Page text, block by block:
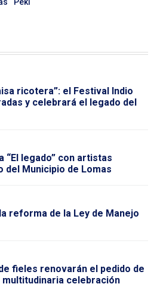
ricotera”: el Festival Indio
y celebrará el legado del
“El legado” con artistas
del Municipio de Lomas
reforma de la Ley de Manejo
fieles renovarán el pedido de
multitudinaria celebración